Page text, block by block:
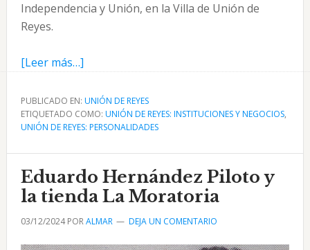
Independencia y Unión, en la Villa de Unión de
Reyes.
[Leer más…]acerca
Nicolás
Fernández
Ron
y
La
Nacional
de
la
Lotería
PUBLICADO EN: UNIÓN DE REYES
ETIQUETADO COMO: UNIÓN DE REYES: INSTITUCIONES Y NEGOCIOS,
UNIÓN DE REYES: PERSONALIDADES
Eduardo Hernández Piloto y
la tienda La Moratoria
03/12/2024PORALMAR DEJA UN COMENTARIO